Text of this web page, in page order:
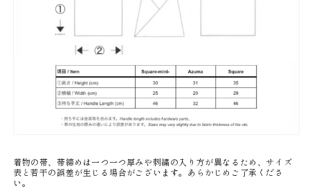
着物の帯、帯締めは一つ一つ厚みや刺繍の入り方が異なるため、サイズ
表と若干の誤差が生じる場合がございます。あらかじめご了承くださ
い。